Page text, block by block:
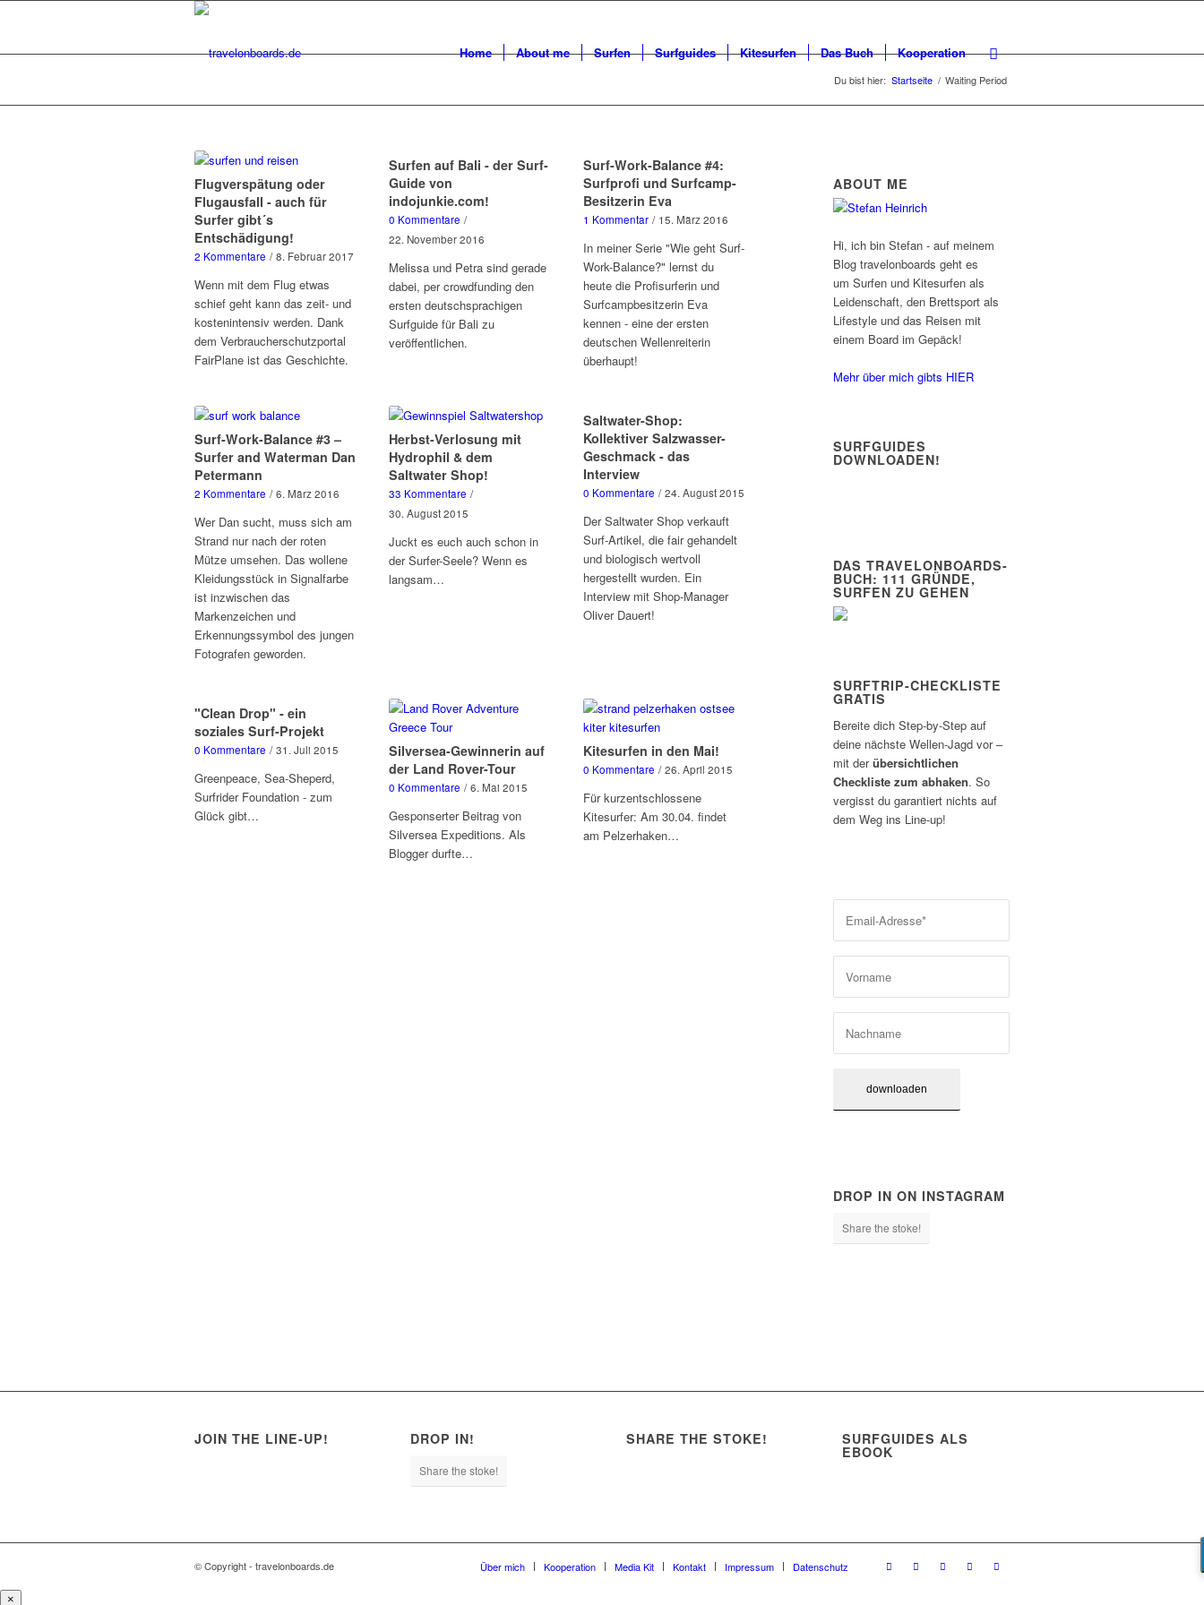
Home About me Surfen Surfguides Kitesurfen Das Buch Kooperation
Du bist hier: Startseite / Waiting Period
Flugverspätung oder
Flugausfall - auch für
Surfer gibt´s
Entschädigung!
2 Kommentare / 8. Februar 2017
Wenn mit dem Flug etwas
schief geht kann das zeit- und
kostenintensiv werden. Dank
dem Verbraucherschutzportal
FairPlane ist das Geschichte.
Surfen auf Bali - der Surf-
Guide von
indojunkie.com!
0 Kommentare /
22. November 2016
Melissa und Petra sind gerade
dabei, per crowdfunding den
ersten deutschsprachigen
Surfguide für Bali zu
veröffentlichen.
Surf-Work-Balance #4:
Surfprofi und Surfcamp-
Besitzerin Eva
1 Kommentar / 15. März 2016
In meiner Serie "Wie geht Surf-
Work-Balance?" lernst du
heute die Profisurferin und
Surfcampbesitzerin Eva
kennen - eine der ersten
deutschen Wellenreiterin
überhaupt!
Surf-Work-Balance #3 –
Surfer and Waterman Dan
Petermann
2 Kommentare / 6. März 2016
Wer Dan sucht, muss sich am
Strand nur nach der roten
Mütze umsehen. Das wollene
Kleidungsstück in Signalfarbe
ist inzwischen das
Markenzeichen und
Erkennungssymbol des jungen
Fotografen geworden.
Herbst-Verlosung mit
Hydrophil & dem
Saltwater Shop!
33 Kommentare /
30. August 2015
Juckt es euch auch schon in
der Surfer-Seele? Wenn es
langsam…
Saltwater-Shop:
Kollektiver Salzwasser-
Geschmack - das
Interview
0 Kommentare / 24. August 2015
Der Saltwater Shop verkauft
Surf-Artikel, die fair gehandelt
und biologisch wertvoll
hergestellt wurden. Ein
Interview mit Shop-Manager
Oliver Dauert!
"Clean Drop" - ein
soziales Surf-Projekt
0 Kommentare / 31. Juli 2015
Greenpeace, Sea-Sheperd,
Surfrider Foundation - zum
Glück gibt…
Silversea-Gewinnerin auf
der Land Rover-Tour
0 Kommentare / 6. Mai 2015
Gesponserter Beitrag von
Silversea Expeditions. Als
Blogger durfte…
Kitesurfen in den Mai!
0 Kommentare / 26. April 2015
Für kurzentschlossene
Kitesurfer: Am 30.04. findet
am Pelzerhaken…
ABOUT ME
Hi, ich bin Stefan - auf meinem
Blog travelonboards geht es
um Surfen und Kitesurfen als
Leidenschaft, den Brettsport als
Lifestyle und das Reisen mit
einem Board im Gepäck!
Mehr über mich gibts HIER
SURFGUIDES
DOWNLOADEN!
DAS TRAVELONBOARDS-
BUCH: 111 GRÜNDE,
SURFEN ZU GEHEN
SURFTRIP-CHECKLISTE
GRATIS
Bereite dich Step-by-Step auf
deine nächste Wellen-Jagd vor –
mit derübersichtlichen
Checkliste zum abhaken. So
vergisst du garantiert nichts auf
dem Weg ins Line-up!
DROP IN ON INSTAGRAM
Share the stoke!
JOIN THE LINE-UP! DROP IN!
Share the stoke!
SHARE THE STOKE! SURFGUIDES ALS
EBOOK
© Copyright - travelonboards.de Über mich Kooperation Media Kit Kontakt Impressum Datenschutz
×